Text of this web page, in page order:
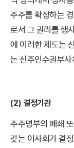
주주를 확정하는
로서 그 권리를 행
에 이러한 제도는
는 신주인수권부
(2) 결정기관
주주명부의 폐쇄
갖는 이사회가 결